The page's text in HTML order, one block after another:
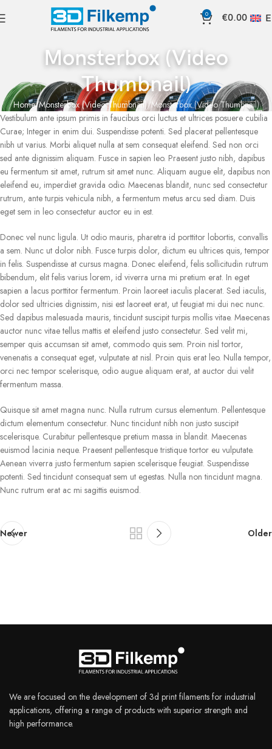
0 €0.00
Monsterbox (Video
Thumbnail)
Home Monsterbox (Video Thumbnail) Monsterbox (Video Thumbnail)
Vestibulum ante ipsum primis in faucibus orci luctus et ultrices posuere cubilia
Curae; Integer in enim dui. Suspendisse potenti. Sed placerat pellentesque
nibh ut varius. Morbi aliquet nulla at sem consequat eleifend. Sed non orci
sed ante dignissim aliquam. Fusce in sapien leo. Praesent justo nibh, dapibus
eu fermentum sit amet, rutrum sit amet nunc. Aliquam augue elit, dapibus non
eleifend eu, imperdiet gravida odio. Maecenas blandit, nunc sed consectetur
rutrum, ante turpis vehicula nibh, a fermentum metus arcu sed diam. Duis
eget sem in leo consectetur auctor eu in est.
Donec vel nunc ligula. Ut odio mauris, pharetra id porttitor lobortis, convallis
a sem. Nunc ut dolor nibh. Fusce turpis dolor, dictum eu ultrices quis, tempor
in felis. Suspendisse at cursus magna. Donec eleifend, felis sollicitudin rutrum
bibendum, elit felis varius lorem, id viverra urna mi pretium erat. In eget
sapien a lacus porttitor fermentum. Proin laoreet iaculis placerat. Sed iaculis,
dolor sed ultricies dignissim, nisi est laoreet erat, ut feugiat mi dui nec nunc.
Sed dapibus malesuada mauris, tincidunt suscipit turpis mollis vitae. Maecenas
auctor nunc vitae tellus mattis et eleifend justo consectetur. Sed velit mi,
semper quis accumsan sit amet, commodo quis sem. Proin nisl tortor,
venenatis a consequat eget, vulputate at nisl. Proin quis erat leo. Nulla tempor,
orci nec tempor scelerisque, odio augue aliquam erat, at auctor dui velit
fermentum massa.
Quisque sit amet magna nunc. Nulla rutrum cursus elementum. Pellentesque
dictum elementum consectetur. Nunc tincidunt nibh non justo suscipit
scelerisque. Curabitur pellentesque pretium massa in blandit. Maecenas
euismod lacinia neque. Praesent pellentesque tristique tortor eu vulputate.
Aenean viverra justo fermentum sapien scelerisque feugiat. Suspendisse
potenti. Sed tincidunt consequat sem ut egestas. Nulla non tincidunt magna.
Nunc rutrum erat ac mi sagittis euismod.
Newer Older
We are focused on the development of 3d print filaments for industrial
applications, offering a range of products with superior strength and
high performance.